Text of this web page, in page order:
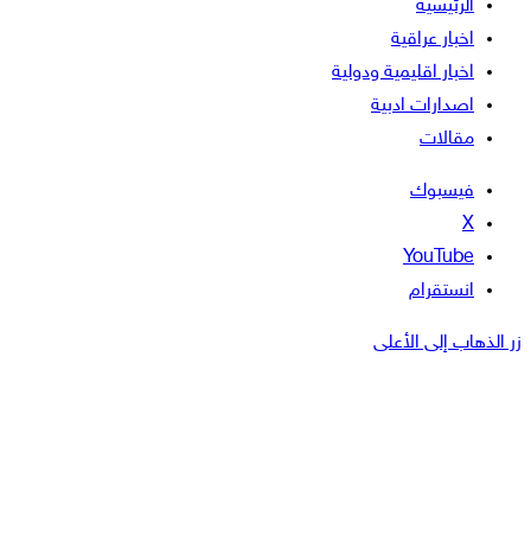
الرئيسية
اخبار عراقية
اخبار اقليمية ودولية
اصدارات ادبية
مقالات
فيسبوك
‫X
‫YouTube
انستقرام
زر الذهاب إلى الأعلى